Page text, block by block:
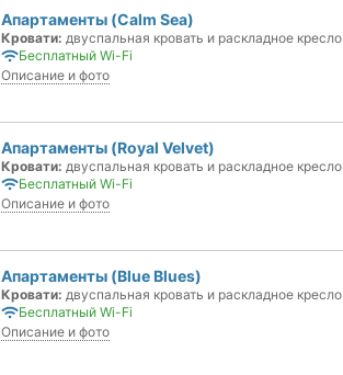
Апартаменты (Calm Sea)
Кровати: двуспальная кровать и раскладное кресло
Бесплатный Wi-Fi
Описание и фото
Апартаменты (Royal Velvet)
Кровати: двуспальная кровать и раскладное кресло
Бесплатный Wi-Fi
Описание и фото
Апартаменты (Blue Blues)
Кровати: двуспальная кровать и раскладное кресло
Бесплатный Wi-Fi
Описание и фото